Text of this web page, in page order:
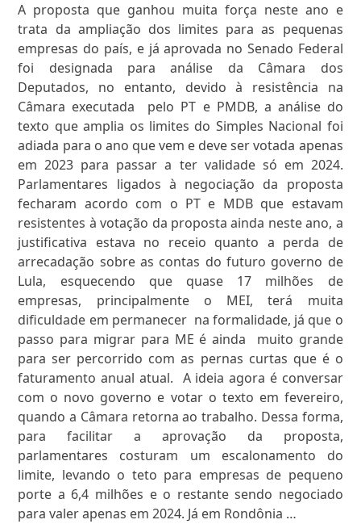
A proposta que ganhou muita força neste ano e
trata da ampliação dos limites para as pequenas
empresas do país, e já aprovada no Senado Federal
foi designada para análise da Câmara dos
Deputados, no entanto, devido à resistência na
Câmara executada pelo PT e PMDB, a análise do
texto que amplia os limites do Simples Nacional foi
adiada para o ano que vem e deve ser votada apenas
em 2023 para passar a ter validade só em 2024.
Parlamentares ligados à negociação da proposta
fecharam acordo com o PT e MDB que estavam
resistentes à votação da proposta ainda neste ano, a
justificativa estava no receio quanto a perda de
arrecadação sobre as contas do futuro governo de
Lula, esquecendo que quase 17 milhões de
empresas, principalmente o MEI, terá muita
dificuldade em permanecer na formalidade, já que o
passo para migrar para ME é ainda muito grande
para ser percorrido com as pernas curtas que é o
faturamento anual atual. A ideia agora é conversar
com o novo governo e votar o texto em fevereiro,
quando a Câmara retorna ao trabalho. Dessa forma,
para facilitar a aprovação da proposta,
parlamentares costuram um escalonamento do
limite, levando o teto para empresas de pequeno
porte a 6,4 milhões e o restante sendo negociado
para valer apenas em 2024. Já em Rondônia …